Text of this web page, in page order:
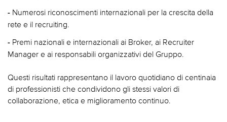
- Numerosi riconoscimenti internazionali per la crescita della
rete e il recruiting.
- Premi nazionali e internazionali ai Broker, ai Recruiter
Manager e ai responsabili organizzativi del Gruppo.
Questi risultati rappresentano il lavoro quotidiano di centinaia
di professionisti che condividono gli stessi valori di
collaborazione, etica e miglioramento continuo.